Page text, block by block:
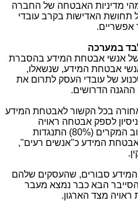
מהי מדיניות האבטחה של החברה
תחושת האדישות בקרב עובדי
אפשריים.
במערכה
אנשי אבטחת המידע בהסברת
לעובדים, כאשר 91% מאנשי אבטחת המידע, שנשאלו,
של עובדי העסק לתרום את
הדרושים.
אחורה בכל הקשור לאבטחת המידע
לספק אבטחה ראויה
לעובדים מהבית, דבר שגרר ברוב המקרים (80%) התנגדות
המידע כ"אנשים רעים",
אבטחת המידע סבורים, שהעסקים שלהם
הסייבר הבא כבר נמצא מעבר
ראויה מצד הארגון.